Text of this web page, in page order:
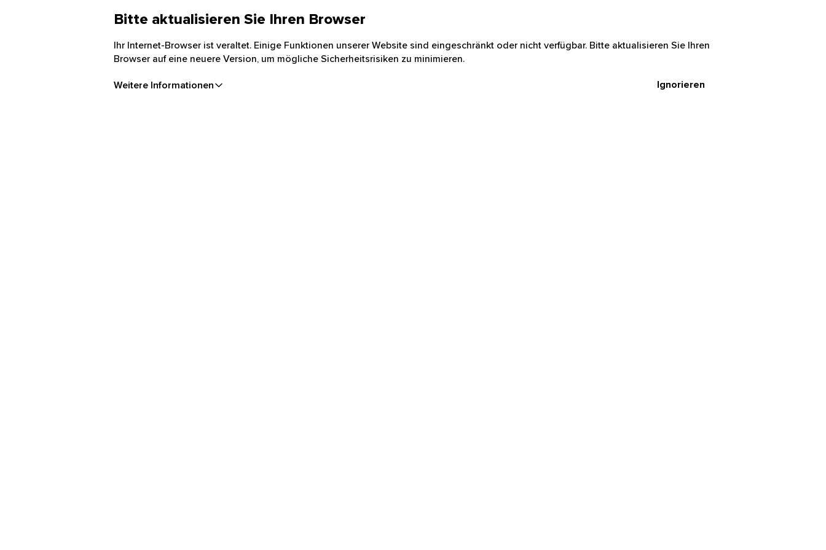
Bitte aktualisieren Sie Ihren Browser
Ihr Internet-Browser ist veraltet. Einige Funktionen unserer Website sind eingeschränkt oder nicht verfügbar. Bitte aktualisieren Sie Ihren
Browser auf eine neuere Version, um mögliche Sicherheitsrisiken zu minimieren.
Weitere Informationen Ignorieren